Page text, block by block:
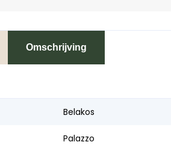
Omschrijving
Belakos
Palazzo